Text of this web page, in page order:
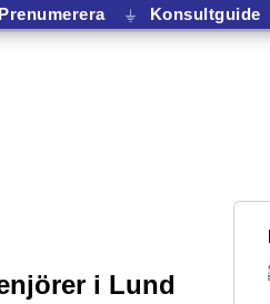
Prenumerera ⏚ Konsultguide
i Lund